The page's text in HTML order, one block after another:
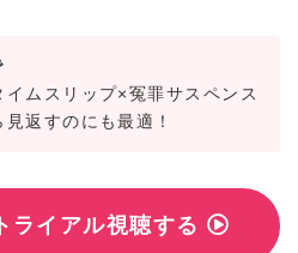
ムスリップ×冤罪サスペンス
返すのにも最適！
ライアル視聴する